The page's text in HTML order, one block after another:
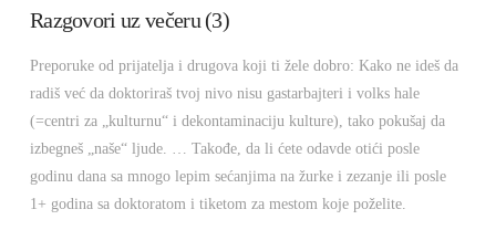
Razgovori uz večeru (3)
Preporuke od prijatelja i drugova koji ti žele dobro: Kako ne ideš da
radiš već da doktoriraš tvoj nivo nisu gastarbajteri i volks hale
(=centri za „kulturnu“ i dekontaminaciju kulture), tako pokušaj da
izbegneš „naše“ ljude. … Takođe, da li ćete odavde otići posle
godinu dana sa mnogo lepim sećanjima na žurke i zezanje ili posle
1+ godina sa doktoratom i tiketom za mestom koje poželite.